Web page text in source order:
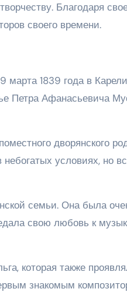
Благодаря
своего времени.
1839 года в
Петра Афанасьевича
дворянского
условиях, но
семьи. Она была
свою любовь к
которая также
знакомым